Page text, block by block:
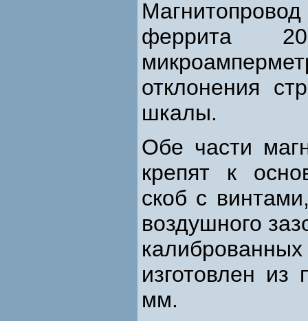
феррита
отклонения
шкалы.
Обе части
крепят к
скоб с
воздушного
изготовлен
мм.